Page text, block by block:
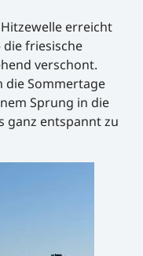
erreicht
die friesische
verschont.
die Sommertage
Sprung in die
ganz entspannt zu